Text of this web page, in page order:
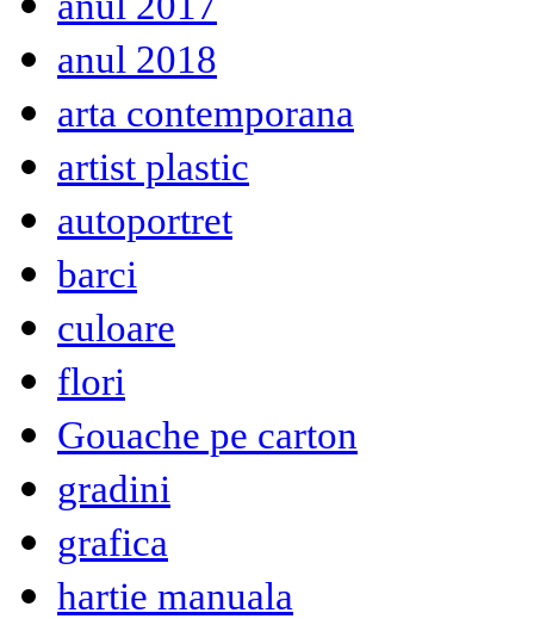
anul 2018
arta contemporana
artist plastic
autoportret
barci
culoare
flori
Gouache pe carton
gradini
grafica
hartie manuala